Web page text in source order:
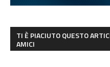
TI È PIACIUTO QUESTO
AMICI